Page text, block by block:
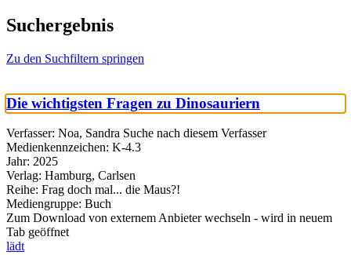
Suchergebnis
Zu den Suchfiltern springen
Die wichtigsten Fragen zu Dinosauriern
Verfasser: Noa, Sandra Suche nach diesem Verfasser
Medienkennzeichen: K-4.3
Jahr: 2025
Verlag: Hamburg, Carlsen
Reihe: Frag doch mal... die Maus?!
Mediengruppe: Buch
Zum Download von externem Anbieter wechseln - wird in neuem
Tab geöffnet
lädt